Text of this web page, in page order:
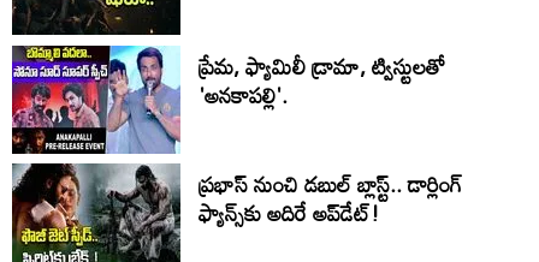
ప్రేమ, ఫ్యామిలీ డ్రామా, ట్విస్టులతో
'అనకాపల్లి'.
ప్రభాస్ నుంచి డబుల్ బ్లాస్ట్.. డార్లింగ్
ఫ్యాన్స్‌కు అదిరే అప్‌డేట్!